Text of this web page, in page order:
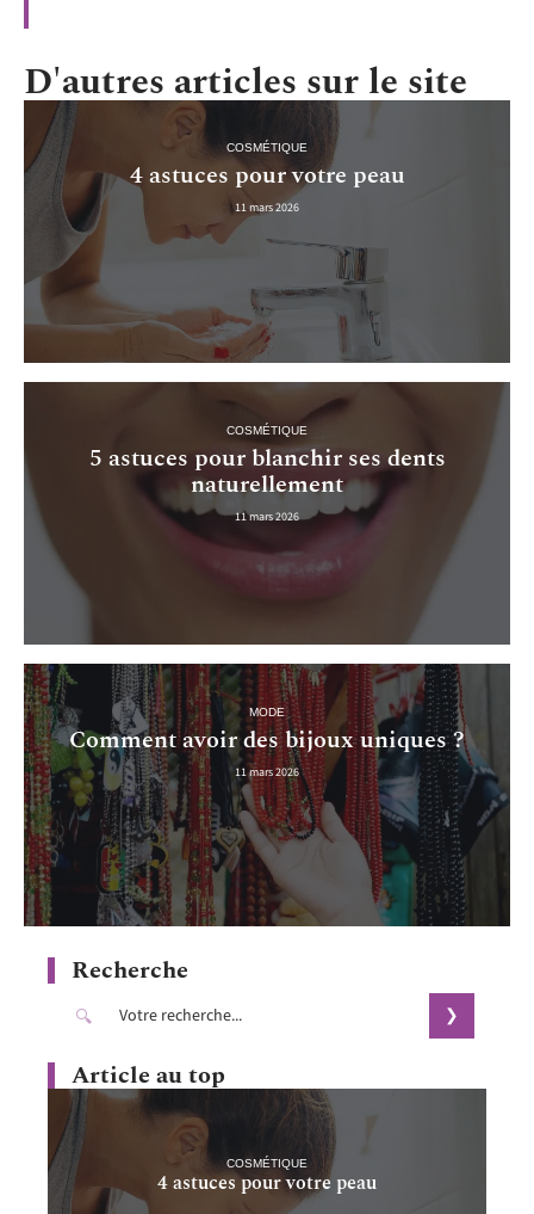
D'autres articles sur le site
COSMÉTIQUE
4 astuces pour votre peau
11 mars 2026
COSMÉTIQUE
5 astuces pour blanchir ses dents
naturellement
11 mars 2026
MODE
Comment avoir des bijoux uniques ?
11 mars 2026
Recherche
Article au top
COSMÉTIQUE
4 astuces pour votre peau